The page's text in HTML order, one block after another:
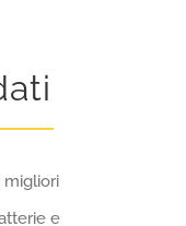
migliori
e